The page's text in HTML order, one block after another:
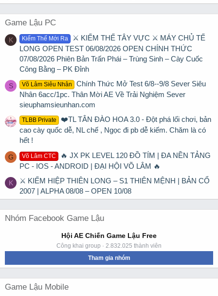
Game Lậu PC
K Kiếm Thế Mới Ra
⚔️ KIẾM THẾ TÂY VỰC ⚔️ MÁY CHỦ TẾ
LONG OPEN TEST 06/08/2026 OPEN CHÍNH THỨC
07/08/2026 Phiên Bản Trấn Phái – Trùng Sinh – Cày Cuốc
Công Bằng – PK Đỉnh
S Võ Lâm Siêu Nhân
Chính Thức Mở Test 6/8--9/8 Sever Siêu
Nhân 6acc/1pc. Thân Mời AE Về Trải Nghiệm Sever
sieuphamsieunhan.com
TLBB Private
❤️TL TÂN ĐÀO HOA 3.0 - Đột phá lối chơi, bản
cao cày quốc dễ, NL chế , Ngọc đi pb dễ kiếm. Chăm là có
hết !
G Võ Lâm CTC
🔥 JX PK LEVEL 120 ĐỒ TÍM | ĐA NỀN TẢNG
PC - IOS - ANDROID | ĐẠI HỘI VÕ LÂM 🔥
K
⚔ KIẾM HIỆP THIÊN LONG – S1 THIÊN MỆNH | BẢN CỔ
2007 | ALPHA 08/08 – OPEN 10/08
Nhóm Facebook Game Lậu
Hội AE Chiến Game Lậu Free
Công khai group · 2.832.025 thành viên
Tham gia nhóm
Game Lậu Mobile